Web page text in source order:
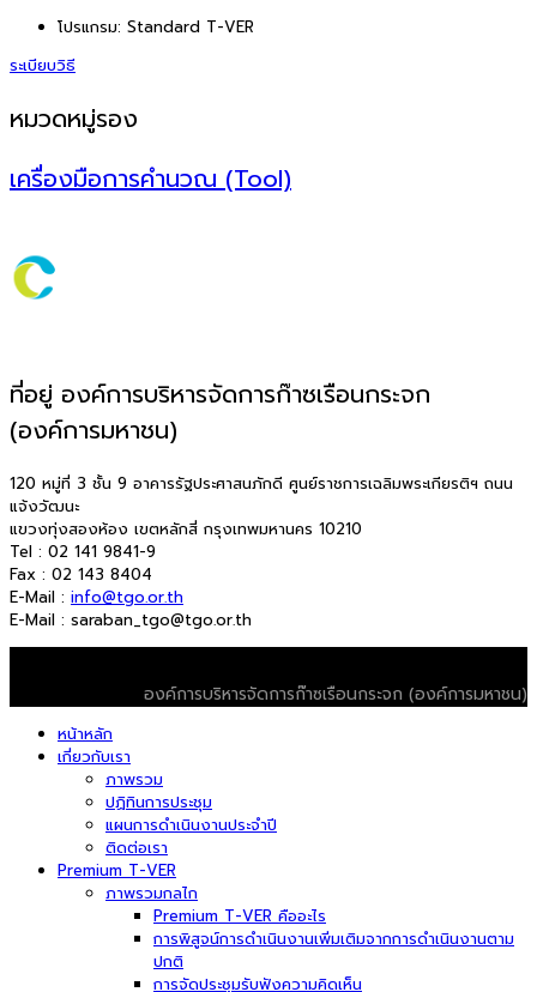
โปรแกรม: Standard T-VER
ระเบียบวิธี
หมวดหมู่รอง
เครื่องมือการคำนวณ (Tool)
ที่อยู่ องค์การบริหารจัดการก๊าซเรือนกระจก
(องค์การมหาชน)
120 หมู่ที่ 3 ชั้น 9 อาคารรัฐประศาสนภักดี ศูนย์ราชการเฉลิมพระเกียรติฯ ถนน
แจ้งวัฒนะ
แขวงทุ่งสองห้อง เขตหลักสี่ กรุงเทพมหานคร 10210
Tel : 02 141 9841-9
Fax : 02 143 8404
E-Mail : info@tgo.or.th
E-Mail : saraban_tgo@tgo.or.th
องค์การบริหารจัดการก๊าซเรือนกระจก (องค์การมหาชน)
หน้าหลัก
เกี่ยวกับเรา
ภาพรวม
ปฏิทินการประชุม
แผนการดำเนินงานประจำปี
ติดต่อเรา
Premium T-VER
ภาพรวมกลไก
Premium T-VER คืออะไร
การพิสูจน์การดำเนินงานเพิ่มเติมจากการดำเนินงานตาม
ปกติ
การจัดประชุมรับฟังความคิดเห็น